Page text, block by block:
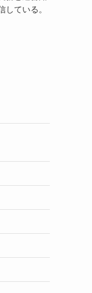
している。